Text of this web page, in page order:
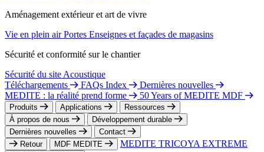
Aménagement extérieur et art de vivre
Vie en plein airPortes Enseignes et façades de magasins
Sécurité et conformité sur le chantier
Sécurité du site Acoustique
Téléchargements
FAQs Index
Dernières nouvelles
MEDITE : la réalité prend forme
50 Years of MEDITE MDF
Produits Applications
Ressources
À propos de nous
Développement durable
Dernières nouvelles
Contact
Retour
MDF MEDITE MEDITE TRICOYA EXTREME